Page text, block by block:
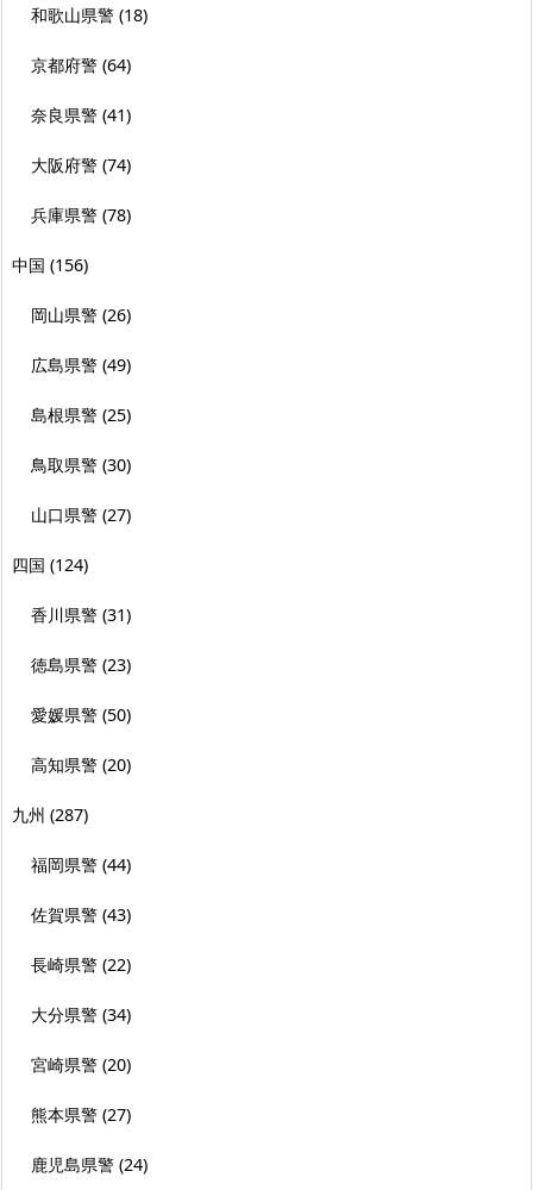
和歌山県警 (18)
京都府警 (64)
奈良県警 (41)
大阪府警 (74)
兵庫県警 (78)
中国 (156)
岡山県警 (26)
広島県警 (49)
島根県警 (25)
鳥取県警 (30)
山口県警 (27)
四国 (124)
香川県警 (31)
徳島県警 (23)
愛媛県警 (50)
高知県警 (20)
九州 (287)
福岡県警 (44)
佐賀県警 (43)
長崎県警 (22)
大分県警 (34)
宮崎県警 (20)
熊本県警 (27)
鹿児島県警 (24)